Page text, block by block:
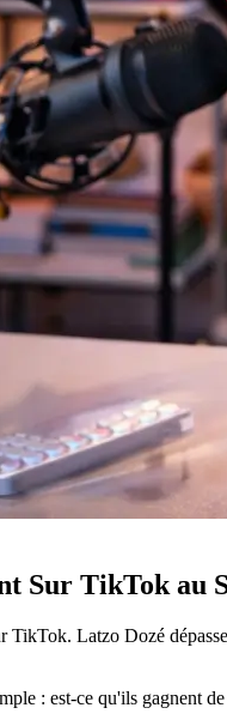
Sur TikTok au
Latzo Dozé
: est-ce qu'ils gagnent